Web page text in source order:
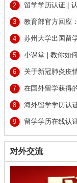
2 留学学历认证 |
3
4 苏州大学出国留
5 小课堂 | 教你如
6
7 在国外留学获得
8 海外留学学历认
9 留学学历在线认
对外交流